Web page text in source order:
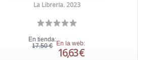
La Librería. 2023
En tienda:
17,50 €
En la web:
16,63 €